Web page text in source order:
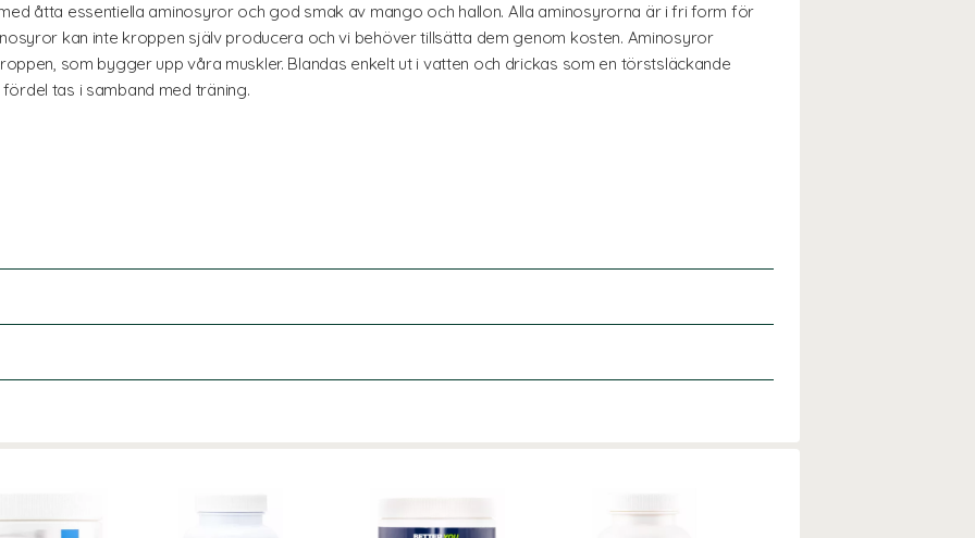
åtta essentiella aminosyror och god smak av mango och hallon. Alla aminosyrorna är i fri form för
kan inte kroppen själv producera och vi behöver tillsätta dem genom kosten. Aminosyror
som bygger upp våra muskler. Blandas enkelt ut i vatten och drickas som en törstsläckande
tas i samband med träning.